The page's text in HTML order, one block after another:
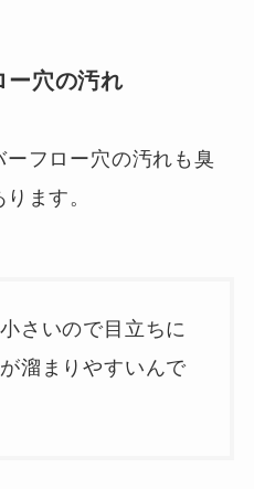
ー穴の汚れ
フロー穴の汚れも臭
ます。
さいので目立ちに
溜まりやすいんで